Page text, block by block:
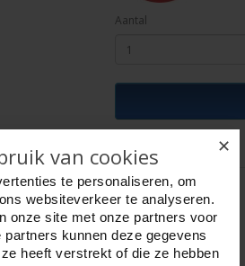
Aantal
✕
van cookies
te personaliseren, om
websiteverkeer te analyseren.
onze site met onze partners voor
kunnen deze gegevens
heeft verstrekt of die ze hebben